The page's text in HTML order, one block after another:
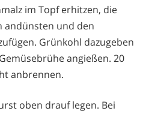
im Topf erhitzen, die
andünsten und den
Grünkohl dazugeben
angießen. 20
anbrennen.
oben drauf legen. Bei